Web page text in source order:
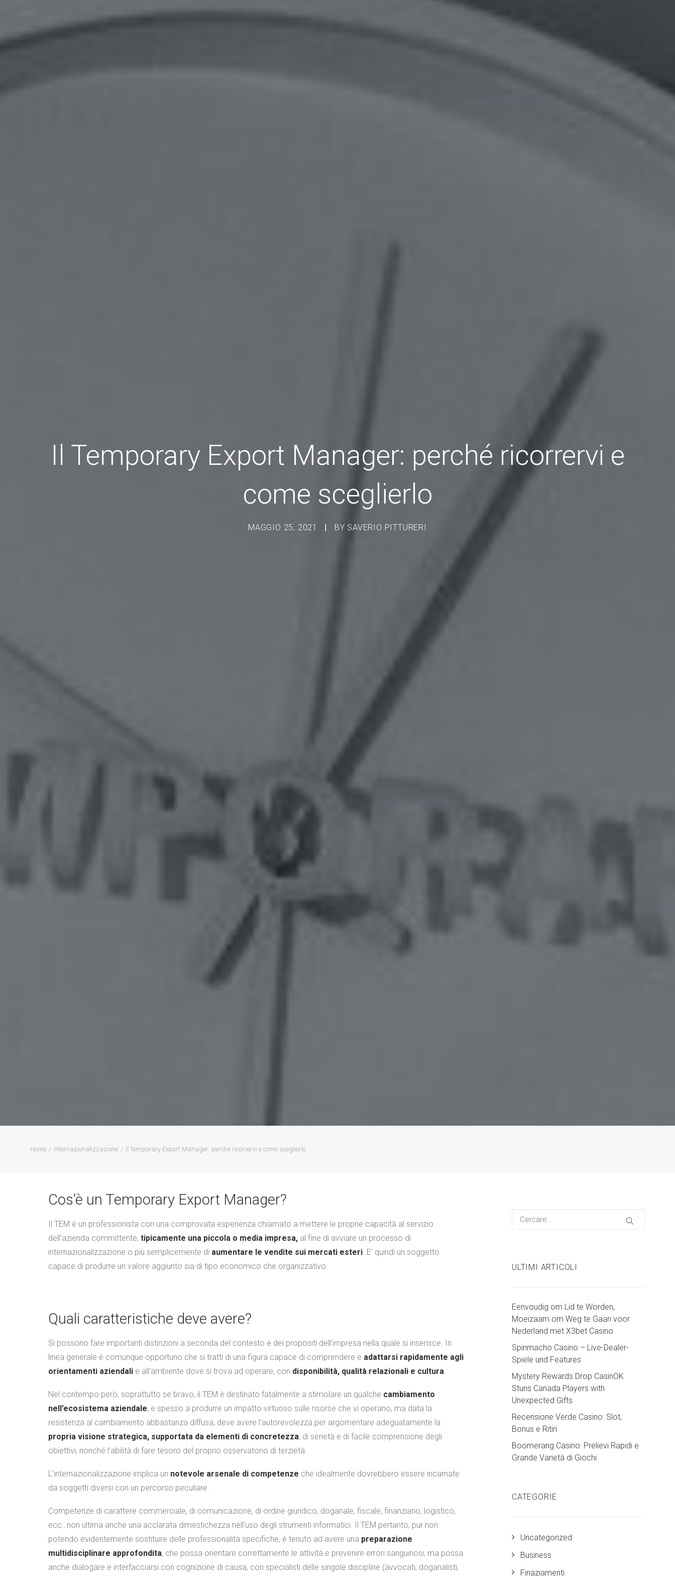
Il Temporary Export Manager: perché ricorrervi e
come sceglierlo
MAGGIO 25, 2021 | BY SAVERIO PITTURERI
Home Internazionalizzazione Il Temporary Export Manager: perché ricorrervi e come sceglierlo
Cos’è un Temporary Export Manager?
Il TEM è un professionista con una comprovata esperienza chiamato a mettere le proprie capacità al servizio
dell’azienda committente, tipicamente una piccola o media impresa, al fine di avviare un processo di
internazionalizzazione o più semplicemente di aumentare le vendite sui mercati esteri. E’ quindi un soggetto
capace di produrre un valore aggiunto sia di tipo economico che organizzativo.
Quali caratteristiche deve avere?
Si possono fare importanti distinzioni a seconda del contesto e dei propositi dell’impresa nella quale si inserisce. In
linea generale è comunque opportuno che si tratti di una figura capace di comprendere e adattarsi rapidamente agli
orientamenti aziendali e all’ambiente dove si trova ad operare, con disponibilità, qualità relazionali e cultura.
Nel contempo però, soprattutto se bravo, il TEM è destinato fatalmente a stimolare un qualche cambiamento
nell’ecosistema aziendale, e spesso a produrre un impatto virtuoso sulle risorse che vi operano, ma data la
resistenza al cambiamento abbastanza diffusa, deve avere l’autorevolezza per argomentare adeguatamente la
propria visione strategica, supportata da elementi di concretezza, di serietà e di facile comprensione degli
obiettivi, nonché l’abilità di fare tesoro del proprio osservatorio di terzietà.
L’internazionalizzazione implica un notevole arsenale di competenze che idealmente dovrebbero essere incarnate
da soggetti diversi con un percorso peculiare.
Competenze di carattere commerciale, di comunicazione, di ordine giuridico, doganale, fiscale, finanziario, logistico,
ecc…non ultima anche una acclarata dimestichezza nell’uso degli strumenti informatici. Il TEM pertanto, pur non
potendo evidentemente sostituire delle professionalità specifiche, è tenuto ad avere una preparazione
multidisciplinare approfondita, che possa orientare correttamente le attività e prevenire errori sanguinosi, ma possa
anche dialogare e interfacciarsi con cognizione di causa, con specialisti delle singole discipline (avvocati, doganalisti,
ULTIMI ARTICOLI
Eenvoudig om Lid te Worden,
Moeizaam om Weg te Gaan voor
Nederland met X3bet Casino
Spinmacho Casino – Live-Dealer-
Spiele und Features
Mystery Rewards Drop CasinOK
Stuns Canada Players with
Unexpected Gifts
Recensione Verde Casino: Slot,
Bonus e Ritiri
Boomerang Casino: Prelievi Rapidi e
Grande Varietà di Giochi
CATEGORIE
Uncategorized
Business
Finaziamenti